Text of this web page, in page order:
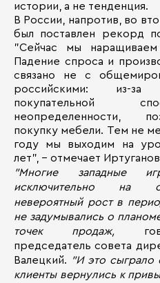
истории, а не тенденция.
В России, напротив, во
был поставлен рекорд
"Сейчас мы
Падение спроса и
связано не с
российскими: из-за
покупательной
неопределенности,
покупку мебели. Тем не
году мы выходим на
лет", - отмечает
"Многие западные
исключительно на
невероятный рост в
не задумывались о
точек продаж,
председатель совета
Валецкий. "И это сыграло
клиенты вернулись к